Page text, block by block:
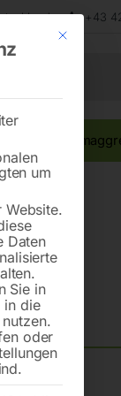
+43
Mit diesem
um
Website.
Daten
Sie in
in die
oder